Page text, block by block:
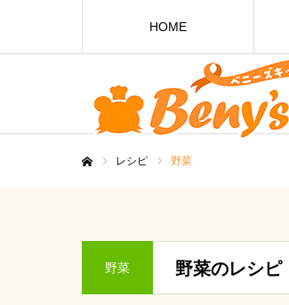
HOME
レシピ 野菜
野菜 野菜のレシピ